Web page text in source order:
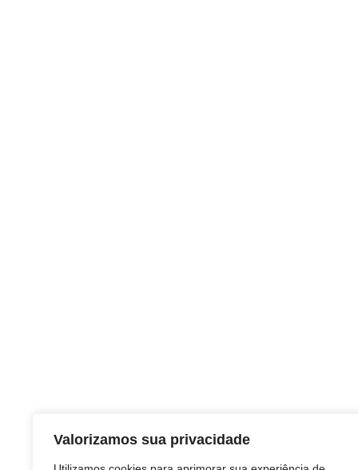
Valorizamos sua privacidade